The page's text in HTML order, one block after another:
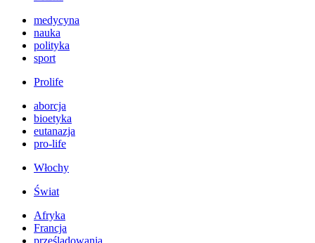
medycyna
nauka
polityka
sport
Prolife
aborcja
bioetyka
eutanazja
pro-life
Włochy
Świat
Afryka
Francja
prześladowania